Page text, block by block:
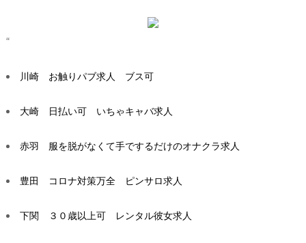
“
川崎 お触りパブ求人 ブス可
大崎 日払い可 いちゃキャバ求人
赤羽 服を脱がなくて手でするだけのオナクラ求人
豊田 コロナ対策万全 ピンサロ求人
下関 ３０歳以上可 レンタル彼女求人